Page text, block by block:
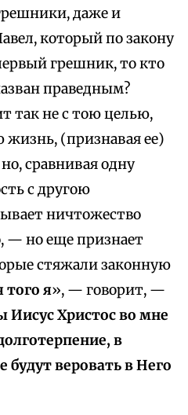
даже и
который по закону
грешник, то кто
праведным?
так не с тою целью,
(признавая ее)
сравнивая одну
с другою
ничтожество
— но еще признает
стяжали законную
того я», — говорит, —
Иисус Христос во мне
в
веровать в Него